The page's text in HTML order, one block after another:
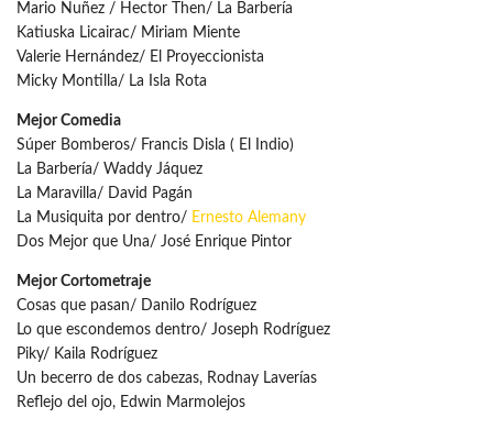
Mario Nuñez / Hector Then/ La Barbería
Katiuska Licairac/ Miriam Miente
Valerie Hernández/ El Proyeccionista
Micky Montilla/ La Isla Rota
Mejor Comedia
Súper Bomberos/ Francis Disla ( El Indio)
La Barbería/ Waddy Jáquez
La Maravilla/ David Pagán
La Musiquita por dentro/ Ernesto Alemany
Dos Mejor que Una/ José Enrique Pintor
Mejor Cortometraje
Cosas que pasan/ Danilo Rodríguez
Lo que escondemos dentro/ Joseph Rodríguez
Piky/ Kaila Rodríguez
Un becerro de dos cabezas, Rodnay Laverías
Reflejo del ojo, Edwin Marmolejos